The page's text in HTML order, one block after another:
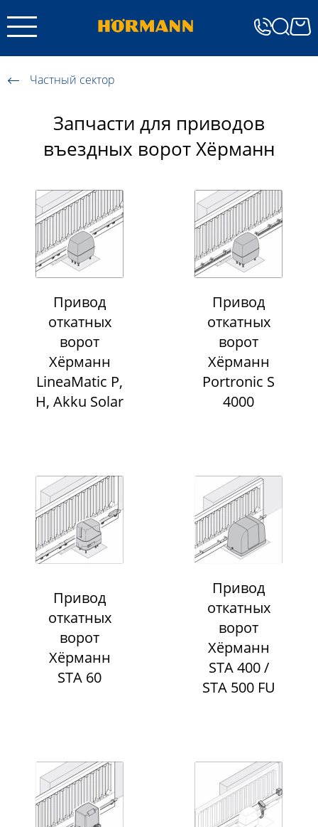
Частный сектор
Запчасти для приводов
въездных ворот Хёрманн
Привод
откатных
ворот
Хёрманн
LineaMatic P,
H, Akku Solar
Привод
откатных
ворот
Хёрманн
Portronic S
4000
Привод
откатных
ворот
Хёрманн
STA 60
Привод
откатных
ворот
Хёрманн
STA 400 /
STA 500 FU